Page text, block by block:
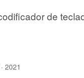
de
2021